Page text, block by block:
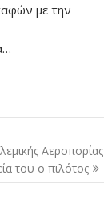
με την
Αεροπορίας
του ο πιλότος